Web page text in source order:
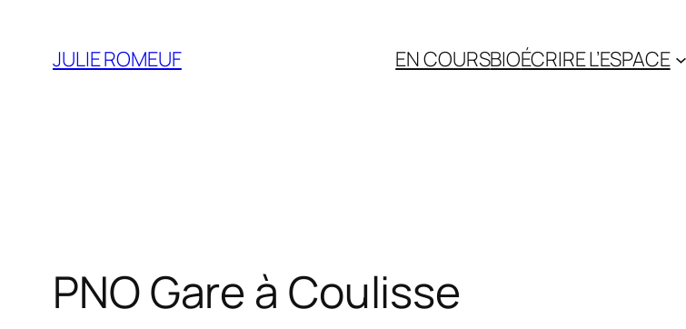
contenu
JULIE ROMEUF EN COURSBIOÉCRIRE L’ESPACE
PNO Gare à Coulisse